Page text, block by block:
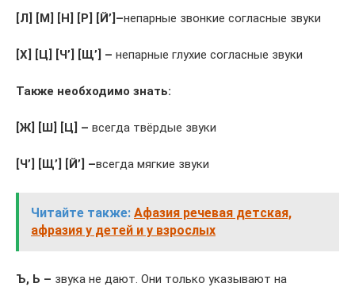
[Л] [М] [Н] [Р] [Й’] –непарные звонкие согласные звуки
[Х] [Ц] [Ч’] [Щ’] – непарные глухие согласные звуки
Также необходимо знать:
[Ж] [Ш] [Ц] – всегда твёрдые звуки
[Ч’] [Щ’] [Й’] –всегда мягкие звуки
Читайте также: Афазия речевая детская,
афразия у детей и у взрослых
Ъ, Ь – звука не дают. Они только указывают на